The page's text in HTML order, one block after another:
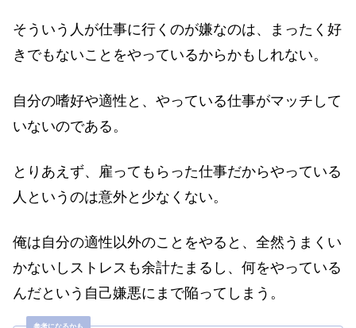
そういう人が仕事に行くのが嫌なのは、まったく好
きでもないことをやっているからかもしれない。
自分の嗜好や適性と、やっている仕事がマッチして
いないのである。
とりあえず、雇ってもらった仕事だからやっている
人というのは意外と少なくない。
俺は自分の適性以外のことをやると、全然うまくい
かないしストレスも余計たまるし、何をやっている
んだという自己嫌悪にまで陥ってしまう。